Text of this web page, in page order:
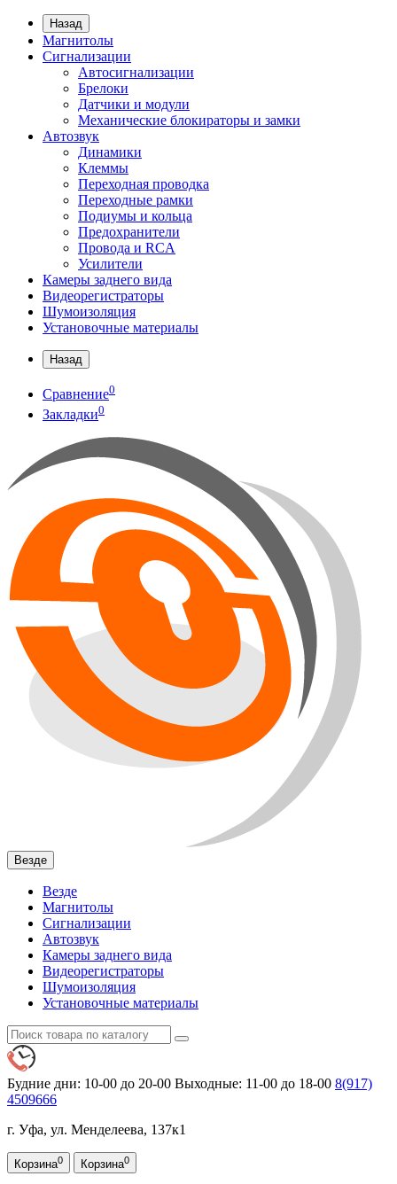
Назад
Магнитолы
Сигнализации
Автосигнализации
Брелоки
Датчики и модули
Механические блокираторы и замки
Автозвук
Динамики
Клеммы
Переходная проводка
Переходные рамки
Подиумы и кольца
Предохранители
Провода и RCA
Усилители
Камеры заднего вида
Видеорегистраторы
Шумоизоляция
Установочные материалы
Назад
Сравнение0
Закладки0
Везде
Везде
Магнитолы
Сигнализации
Автозвук
Камеры заднего вида
Видеорегистраторы
Шумоизоляция
Установочные материалы
Будние дни: 10-00 до 20-00 Выходные: 11-00 до 18-00 8(917)
4509666
г. Уфа, ул. Менделеева, 137к1
Корзина0 Корзина0